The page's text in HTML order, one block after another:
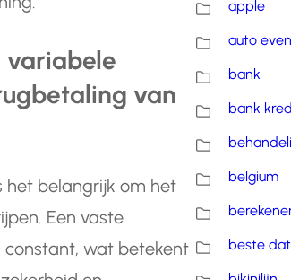
variabele
van
het belangrijk om het
Een vaste
constant, wat betekent
apple
auto
bank
bank
belgium
beste